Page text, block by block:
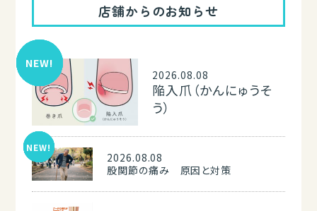
店舗からのお知らせ
2026.08.08
陥入爪（かんにゅうそ
う）
2026.08.08
股関節の痛み 原因と対策